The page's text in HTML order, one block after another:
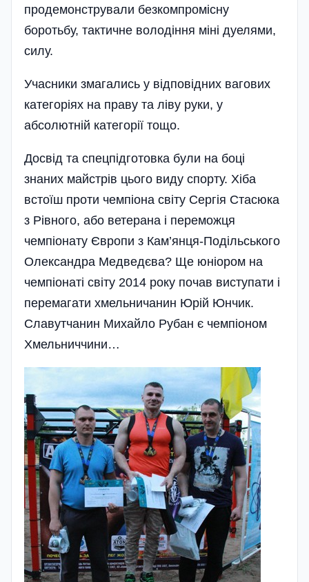
продемонстрували безкомпромісну
боротьбу, тактичне володіння міні дуелями,
силу.
Учасники змагались у відповідних вагових
категоріях на праву та ліву руки, у
абсолютній категорії тощо.
Досвід та спец­підготовка були на боці
знаних майстрів цього виду спорту. Хіба
встоїш проти чемпіона світу Сергія Стасюка
з Рівного, або ветерана і переможця
чемпіонату Європи з Кам’янця-Подільського
Олександра Медведєва? Ще юніором на
чемпіонаті світу 2014 року почав виступати і
перемагати хмельничанин Юрій Юнчик.
Славутчанин Михайло Рубан є чемпіоном
Хмельниччини…